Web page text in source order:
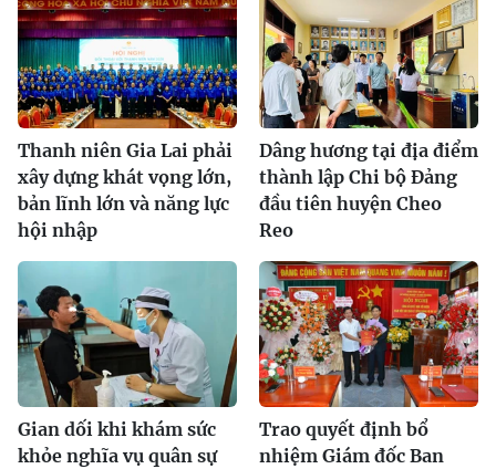
Thanh niên Gia Lai phải
xây dựng khát vọng lớn,
bản lĩnh lớn và năng lực
hội nhập
Dâng hương tại địa điểm
thành lập Chi bộ Đảng
đầu tiên huyện Cheo
Reo
Gian dối khi khám sức
khỏe nghĩa vụ quân sự
Trao quyết định bổ
nhiệm Giám đốc Ban